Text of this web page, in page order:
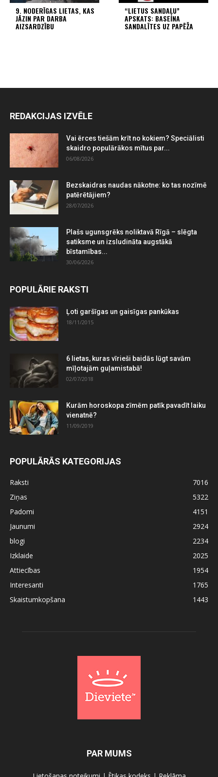
9. NODERĪGAS LIETAS, KAS
JĀZIN PAR DARBA
AIZSARDZĪBU
“LIETUS SANDAĻU”
APSKATS: BASEINA
SANDALĪTES UZ PAPĒŽA
REDAKCIJAS IZVĒLE
Vai ērces tiešām krīt no kokiem? Speciālisti
skaidro populārākos mītus par...
06/08/2026
Bezskaidras naudas nākotne: ko tas nozīmē
patērētājiem?
28/07/2026
Plašs ugunsgrēks noliktavā Rīgā – slēgta
satiksme un izsludināta augstākā
bīstamības...
30/06/2026
POPULĀRIE RAKSTI
Ļoti garšīgas un gaisīgas pankūkas
18/11/2015
6 lietas, kuras vīrieši baidās lūgt savām
mīļotajām guļamistabā!
02/07/2018
Kurām horoskopa zīmēm patīk pavadīt laiku
vienatnē?
11/09/2019
POPULĀRĀS KATEGORIJAS
Raksti
7016
Ziņas
5322
Padomi
4151
Jaunumi
2924
blogi
2234
Izklaide
2025
Attiecības
1954
Interesanti
1765
Skaistumkopšana
1443
PAR MUMS